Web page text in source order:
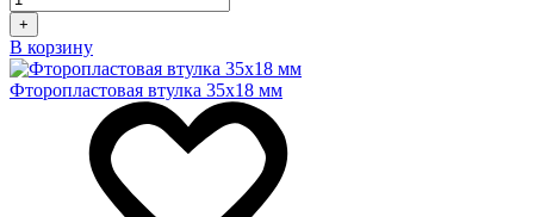
+
В корзину
Фторопластовая втулка 35x18 мм